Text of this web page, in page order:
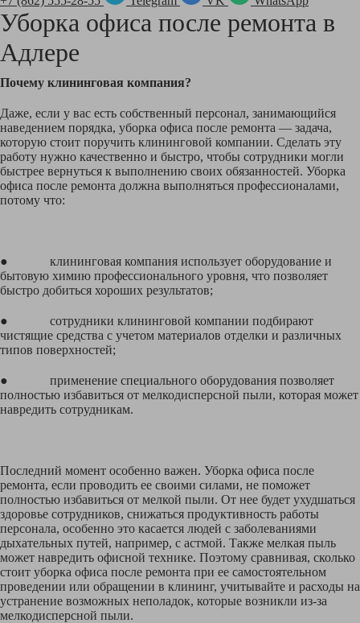
Уборка офиса после ремонта в
Адлере
Почему клининговая компания?
Даже, если у вас есть собственный персонал, занимающийся
наведением порядка, уборка офиса после ремонта — задача,
которую стоит поручить клининговой компании. Сделать эту
работу нужно качественно и быстро, чтобы сотрудники могли
быстрее вернуться к выполнению своих обязанностей. Уборка
офиса после ремонта должна выполняться профессионалами,
потому что:
● клининговая компания использует оборудование и
бытовую химию профессионального уровня, что позволяет
быстро добиться хороших результатов;
● сотрудники клининговой компании подбирают
чистящие средства с учетом материалов отделки и различных
типов поверхностей;
● применение специального оборудования позволяет
полностью избавиться от мелкодисперсной пыли, которая может
навредить сотрудникам.
Последний момент особенно важен. Уборка офиса после
ремонта, если проводить ее своими силами, не поможет
полностью избавиться от мелкой пыли. От нее будет ухудшаться
здоровье сотрудников, снижаться продуктивность работы
персонала, особенно это касается людей с заболеваниями
дыхательных путей, например, с астмой. Также мелкая пыль
может навредить офисной технике. Поэтому сравнивая, сколько
стоит уборка офиса после ремонта при ее самостоятельном
проведении или обращении в клининг, учитывайте и расходы на
устранение возможных неполадок, которые возникли из-за
мелкодисперсной пыли.